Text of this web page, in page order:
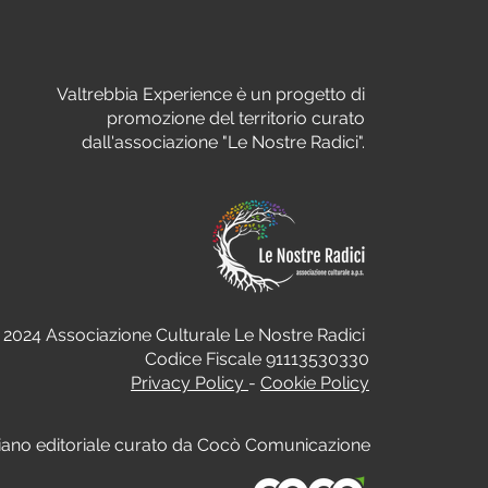
Valtrebbia Experience è un progetto di
promozione del territorio curato
dall'associazione "Le Nostre Radici".
Associazione Culturale Le Nostre Radici
Codice Fiscale 91113530330
Privacy Policy - Cookie Policy
editoriale curato da Cocò Comunicazione